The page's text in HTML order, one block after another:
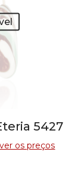
5427
os preços